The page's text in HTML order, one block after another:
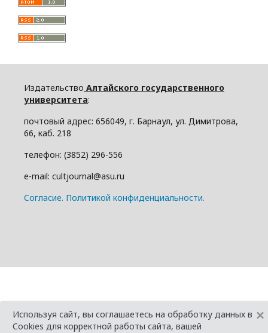
Издательство Алтайского государственного
университета:
почтовый адрес: 656049, г. Барнаул, ул. Димитрова,
66, каб. 218
телефон: (3852) 296-556
e-mail: cultjournal@asu.ru
Cогласие. Политикой конфиденциальности.
Используя сайт, вы соглашаетесь на обработку данных в
Cookies для корректной работы сайта, вашей
×